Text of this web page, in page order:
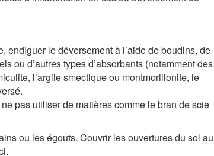
endiguer le déversement à l’aide de boudins, de
ou d’autres types d’absorbants (notamment des
l’argile smectique ou montmorillonite, le
pas utiliser de matières comme le bran de scie
ou les égouts. Couvrir les ouvertures du sol au